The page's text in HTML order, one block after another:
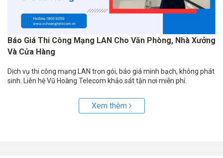
Báo Giá Thi Công Mạng LAN Cho Văn Phòng, Nhà Xưởng
Và Cửa Hàng
Dịch vụ thi công mạng LAN trọn gói, báo giá minh bạch, không phát
sinh. Liên hệ Vũ Hoàng Telecom khảo sát tận nơi miễn phí.
Xem thêm